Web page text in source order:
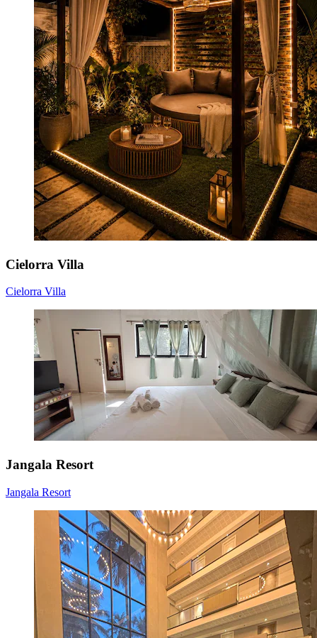
Cielorra Villa
Cielorra Villa
Jangala Resort
Jangala Resort